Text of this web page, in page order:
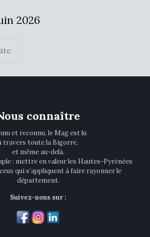
2026
connaître
et reconnu, le Mag est lu
travers toute la Bigorre,
et même au-delà.
: mettre en valeur les Hautes-Pyrénées
qui s’appliquent à faire rayonner le
département.
Suivez-nous sur :